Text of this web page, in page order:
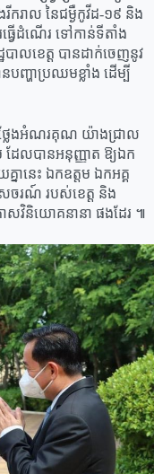
ករាល នៃជម្ងឺកូវីដ-១៩ និង
ធ្វើដំណើរ ទៅកាន់ទីតាំង
ាលខេត្ត បានដាក់ចេញនូវ
បញ្ហាប្រឈមខ្លាំង ដើម្បី
ថ្លែងអំណរគុណ យ៉ាងជ្រាល
ដែលបានអនុញ្ញាត ឱ្យឯក
នានេះ ឯកឧត្តម ឯកអគ្គ
សចរណ៍ របស់ខេត្ត និង
សវិនិយោគនានា ផងដែរ ៕